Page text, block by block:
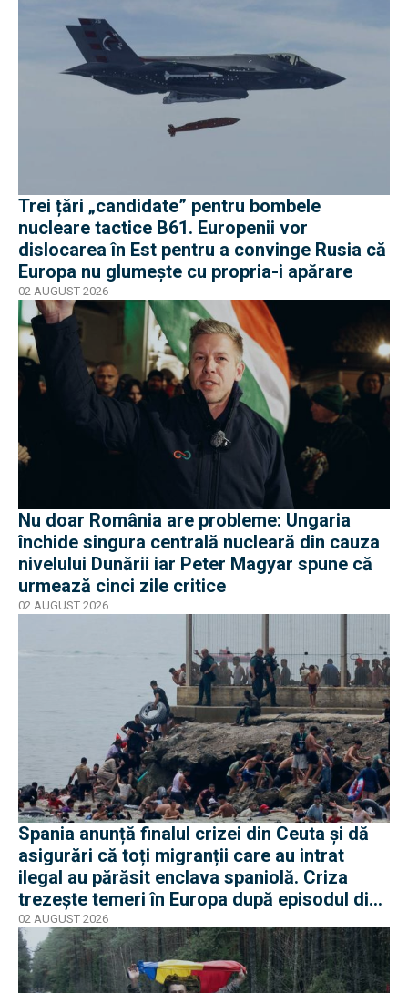
Trei țări „candidate” pentru bombele
nucleare tactice B61. Europenii vor
dislocarea în Est pentru a convinge Rusia că
Europa nu glumește cu propria-i apărare
02 AUGUST 2026
Nu doar România are probleme: Ungaria
închide singura centrală nucleară din cauza
nivelului Dunării iar Peter Magyar spune că
urmează cinci zile critice
02 AUGUST 2026
Spania anunță finalul crizei din Ceuta și dă
asigurări că toți migranții care au intrat
ilegal au părăsit enclava spaniolă. Criza
trezește temeri în Europa după episodul din
2015
02 AUGUST 2026